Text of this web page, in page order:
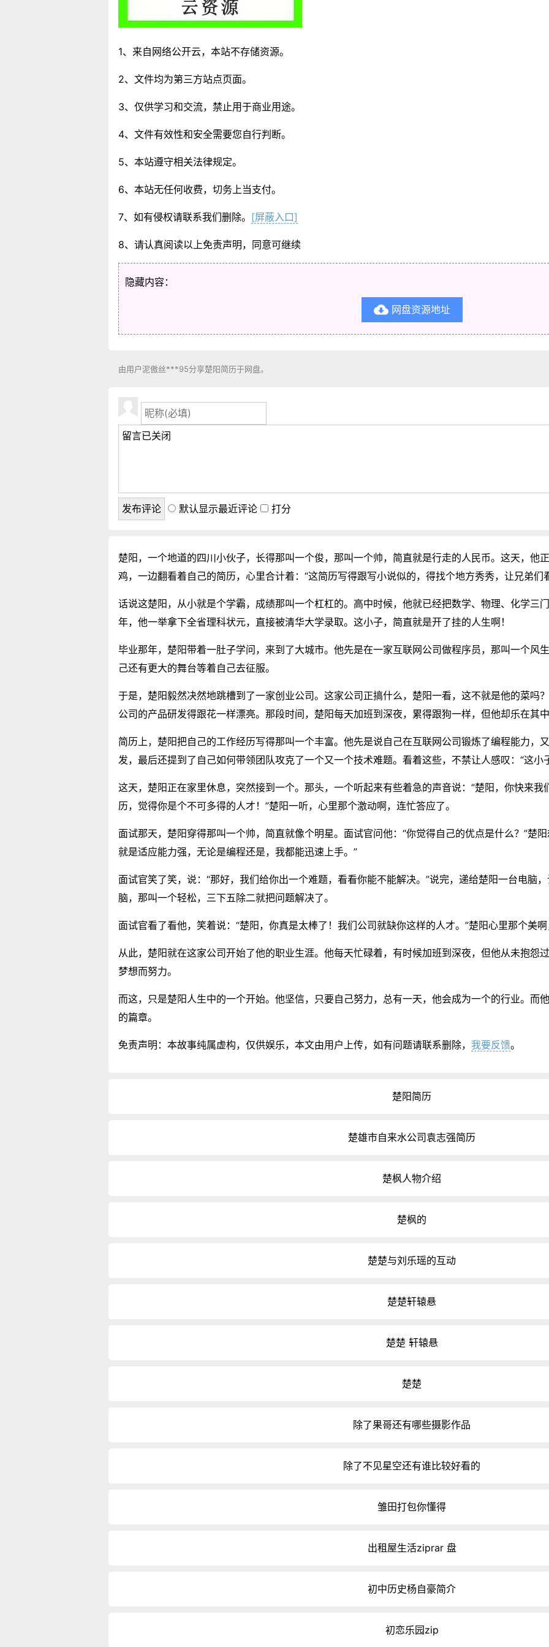
1、来自网络公开云，本站不存储资源。
2、文件均为第三方站点页面。
3、仅供学习和交流，禁止用于商业用途。
4、文件有效性和安全需要您自行判断。
5、本站遵守相关法律规定。
6、本站无任何收费，切务上当支付。
7、如有侵权请联系我们删除。 [屏蔽入口]
8、请认真阅读以上免责声明，同意可继续
隐藏内容：
网盘资源地址
由用户泥傲丝***95分享楚阳简历于网盘。
默认显示最近评论 打分
楚阳，一个地道的四川小伙子，长得那叫一个俊，那叫一个帅，简直就是行走的人民币。这天，他
鸡，一边翻看着自己的简历，心里合计着：“这简历写得跟写小说似的，得找个地方秀秀，让兄弟们
话说这楚阳，从小就是个学霸，成绩那叫一个杠杠的。高中时候，他就已经把数学、物理、化学三
年，他一举拿下全省理科状元，直接被清华大学录取。这小子，简直就是开了挂的人生啊！
毕业那年，楚阳带着一肚子学问，来到了大城市。他先是在一家互联网公司做程序员，那叫一个风
己还有更大的舞台等着自己去征服。
于是，楚阳毅然决然地跳槽到了一家创业公司。这家公司正搞什么，楚阳一看，这不就是他的菜吗
公司的产品研发得跟花一样漂亮。那段时间，楚阳每天加班到深夜，累得跟狗一样，但他却乐在其
简历上，楚阳把自己的工作经历写得那叫一个丰富。他先是说自己在互联网公司锻炼了编程能力，
发，最后还提到了自己如何带领团队攻克了一个又一个技术难题。看着这些，不禁让人感叹：“这小
这天，楚阳正在家里休息，突然接到一个。那头，一个听起来有些着急的声音说：“楚阳，你快来
历，觉得你是个不可多得的人才！”楚阳一听，心里那个激动啊，连忙答应了。
面试那天，楚阳穿得那叫一个帅，简直就像个明星。面试官问他：“你觉得自己的优点是什么？”楚
就是适应能力强，无论是编程还是，我都能迅速上手。”
面试官笑了笑，说：“那好，我们给你出一个难题，看看你能不能解决。”说完，递给楚阳一台电脑
脑，那叫一个轻松，三下五除二就把问题解决了。
面试官看了看他，笑着说：“楚阳，你真是太棒了！我们公司就缺你这样的人才。”楚阳心里那个美
从此，楚阳就在这家公司开始了他的职业生涯。他每天忙碌着，有时候加班到深夜，但他从未抱怨
梦想而努力。
而这，只是楚阳人生中的一个开始。他坚信，只要自己努力，总有一天，他会成为一个的行业。而
的篇章。
免责声明：本故事纯属虚构，仅供娱乐，本文由用户上传，如有问题请联系删除， 我要反馈。
楚阳简历
楚雄市自来水公司袁志强简历
楚枫人物介绍
楚枫的
楚楚与刘乐瑶的互动
楚楚轩辕悬
楚楚 轩辕悬
楚楚
除了果哥还有哪些摄影作品
除了不见星空还有谁比较好看的
雏田打包你懂得
出租屋生活ziprar 盘
初中历史杨自豪简介
初恋乐园zip